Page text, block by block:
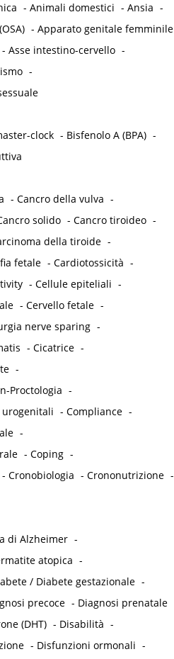
- Animali domestici - Ansia -
- Apparato genitale femminile
- Asse intestino-cervello -
-
clock - Bisfenolo A (BPA) -
- Cancro della vulva -
solido - Cancro tiroideo -
della tiroide -
fetale - Cardiotossicità -
- Cellule epiteliali -
- Cervello fetale -
nerve sparing -
- Cicatrice -
-
Proctologia -
- Compliance -
-
- Coping -
- Cronobiologia - Crononutrizione -
di Alzheimer -
atopica -
/ Diabete gestazionale -
precoce - Diagnosi prenatale
(DHT) - Disabilità -
- Disfunzioni ormonali -